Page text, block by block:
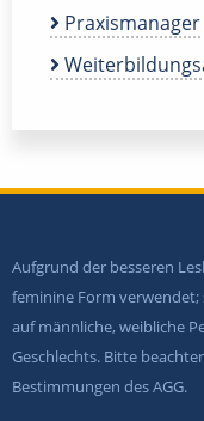
Praxismanager
Aufgrund der besseren
feminine Form
auf männliche, weibliche
Geschlechts. Bitte
Bestimmungen des AGG.